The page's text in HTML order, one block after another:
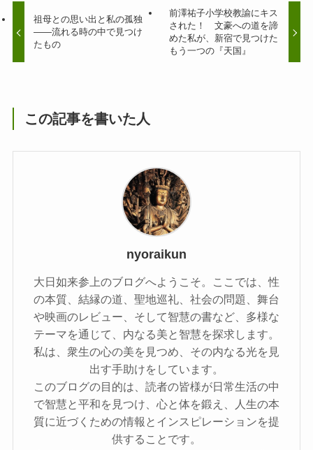
祖母との思い出と私の孤独
――流れる時の中で見つけ
たもの
前澤祐子小学校教諭にキス
された！ 文豪への道を諦
めた私が、新宿で見つけた
もう一つの『天国』
この記事を書いた人
nyoraikun
大日如来参上のブログへようこそ。ここでは、性
の本質、結縁の道、聖地巡礼、社会の問題、舞台
や映画のレビュー、そして智慧の書など、多様な
テーマを通じて、内なる美と智慧を探求します。
私は、衆生の心の美を見つめ、その内なる光を見
出す手助けをしています。
このブログの目的は、読者の皆様が日常生活の中
で智慧と平和を見つけ、心と体を鍛え、人生の本
質に近づくための情報とインスピレーションを提
供することです。